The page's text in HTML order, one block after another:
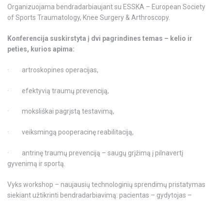
Organizuojama bendradarbiaujant su ESSKA – European Society
of Sports Traumatology, Knee Surgery & Arthroscopy.
Konferencija suskirstyta į dvi pagrindines temas – kelio ir
peties, kurios apima:
· artroskopines operacijas,
· efektyvią traumų prevenciją,
· moksliškai pagrįstą testavimą,
· veiksmingą pooperacinę reabilitaciją,
· antrinę traumų prevenciją – saugų grįžimą į pilnavertį
gyvenimą ir sportą.
Vyks workshop – naujausių technologinių sprendimų pristatymas
siekiant užtikrinti bendradarbiavimą: pacientas – gydytojas –